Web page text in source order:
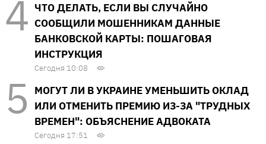
ЧТО ДЕЛАТЬ, ЕСЛИ ВЫ СЛУЧАЙНО
СООБЩИЛИ МОШЕННИКАМ ДАННЫЕ
БАНКОВСКОЙ КАРТЫ: ПОШАГОВАЯ
ИНСТРУКЦИЯ
Сегодня 10:08
МОГУТ ЛИ В УКРАИНЕ УМЕНЬШИТЬ ОКЛАД
ИЛИ ОТМЕНИТЬ ПРЕМИЮ ИЗ-ЗА "ТРУДНЫХ
ВРЕМЕН": ОБЪЯСНЕНИЕ АДВОКАТА
Сегодня 17:51